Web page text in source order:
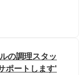
の調理スタッ
ポートします'